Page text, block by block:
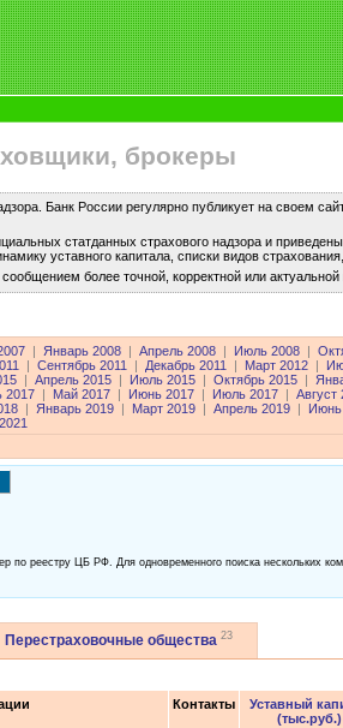
брокеры
Банк России регулярно публикует на своем
статданных страхового надзора и
уставного капитала, списки видов
более точной, корректной или
Январь 2008 Апрель 2008 Июль 2008
Сентябрь 2011 Декабрь 2011 Март 2012
Апрель 2015 Июль 2015 Октябрь 2015
2017 Май 2017 Июнь 2017 Июль 2017 Август
Январь 2019 Март 2019 Апрель 2019 Июнь
по реестру ЦБ РФ. Для одновременного поиска нескольких
Перестраховочные общества 23
Контакты
Уставный
(тыс.руб.)